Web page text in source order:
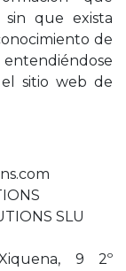
que exista
de
sitio web de
SLU
9 2º